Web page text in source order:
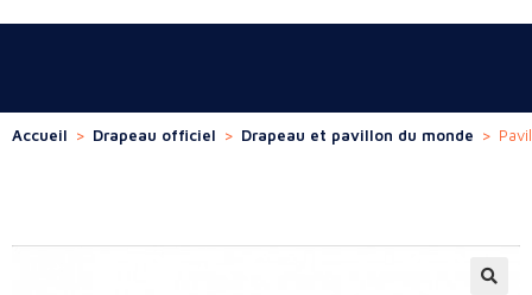
Accueil > Drapeau officiel > Drapeau et pavillon du monde >